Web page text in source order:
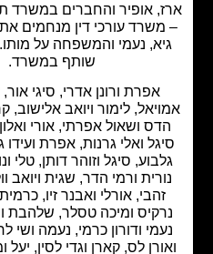
אופיר והחברים במשרד תיק,
עורכי דין מנחמים את שרון,
נעמי והמשפחה על מותו. המנוח
שותף במשרד.
אפרת ורונן אדרי, סיגי אור, עינת
לימור ויואב אלישוב, קרן אוהד
ושאול אפרתי, אורי ואלון
ואלי גרנות, אפרת ועידו גיל, סיגל
סיגל וזוהר דותן, טלי ונועם
ורמי הדר, שגית ויואב וולקן, טל
זהבי, אורלי ואבנר זיו, כרמית ודניאל
ומיכה טסלר, שלהבת וירון
ודורון כרמי, נעמה ושי
לס, קארן וגדי לסין, יעל ומשה